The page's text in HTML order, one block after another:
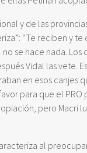
y de las
“Te reciben y te
se hace nada.
Vidal las vete.
en esos canjes
para que el PRO
pero Macri
al